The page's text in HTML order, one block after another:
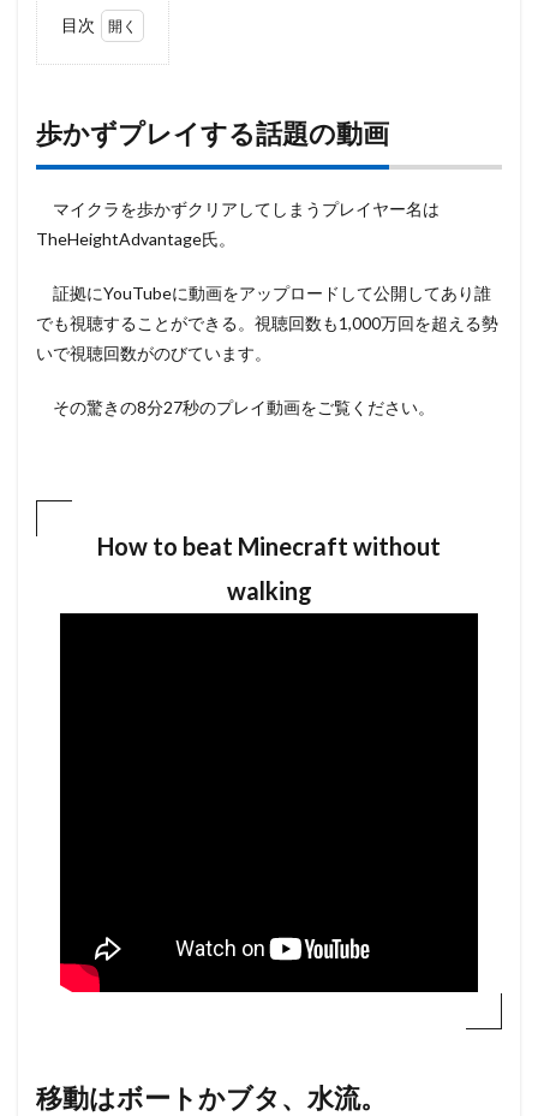
目次
レイ
する
話題
画
2
はボ
ート
かブ
タ、
流。
るの
歩かずプレイする話題の動画
マイクラを歩かずクリアしてしまうプレイヤー名は
TheHeightAdvantage氏。
証拠にYouTubeに動画をアップロードして公開してあり誰
でも視聴することができる。視聴回数も1,000万回を超える勢
いで視聴回数がのびています。
その驚きの8分27秒のプレイ動画をご覧ください。
How to beat Minecraft without
walking
移動はボートかブタ、水流。